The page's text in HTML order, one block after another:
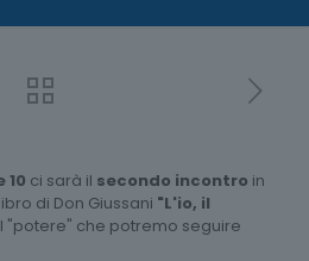
10 ci sarà il secondo incontro in
di Don Giussani "L'io, il
"potere" che potremo seguire